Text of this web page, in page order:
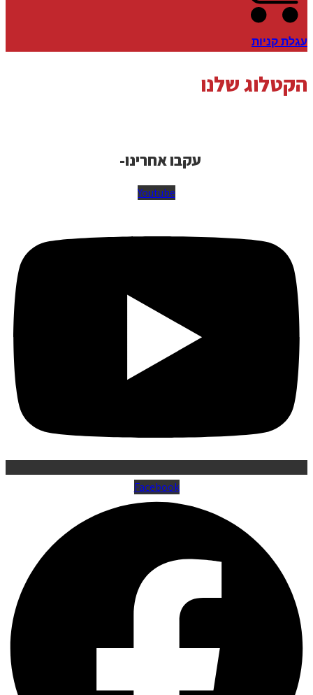
עגלת קניות
הקטלוג שלנו
עקבו אחרינו-
Youtube
Facebook